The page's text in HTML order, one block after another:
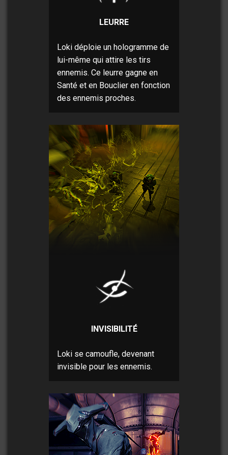
LEURRE
Loki déploie un hologramme de
lui-même qui attire les tirs
ennemis. Ce leurre gagne en
Santé et en Bouclier en fonction
des ennemis proches.
INVISIBILITÉ
Loki se camoufle, devenant
invisible pour les ennemis.